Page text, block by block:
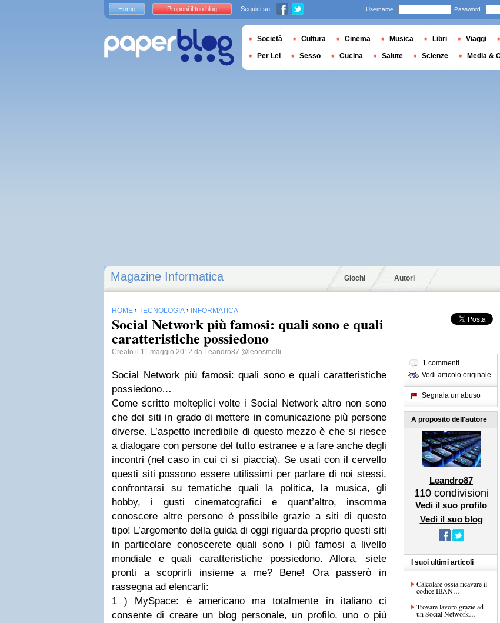
Magazine Informatica Giochi Autori
HOME › TECNOLOGIA › INFORMATICA
Social Network più famosi: quali sono e quali
caratteristiche possiedono
Creato il 11 maggio 2012 da Leandro87 @leoosmelli
Social Network più famosi: quali sono e quali caratteristiche
possiedono…
Come scritto molteplici volte i Social Network altro non sono
che dei siti in grado di mettere in comunicazione più persone
diverse. L’aspetto incredibile di questo mezzo è che si riesce
a dialogare con persone del tutto estranee e a fare anche degli
incontri (nel caso in cui ci si piaccia). Se usati con il cervello
questi siti possono essere utilissimi per parlare di noi stessi,
confrontarsi su tematiche quali la politica, la musica, gli
hobby, i gusti cinematografici e quant’altro, insomma
conoscere altre persone è possibile grazie a siti di questo
tipo! L’argomento della guida di oggi riguarda proprio questi siti
in particolare conoscerete quali sono i più famosi a livello
mondiale e quali caratteristiche possiedono. Allora, siete
pronti a scoprirli insieme a me? Bene! Ora passerò in
rassegna ad elencarli:
1 ) MySpace: è americano ma totalmente in italiano ci
consente di creare un blog personale, un profilo, uno o più
1 commenti
Vedi articolo originale
Segnala un abuso
A proposito dell'autore
Leandro87
110condivisioni
Vedi il suo profilo
Vedi il suo blog
I suoi ultimi articoli
Calcolare ossia ricavare il
codice IBAN…
Trovare lavoro grazie ad
un Social Network…
Home Proponi il tuo blog Seguici su Username Password
Società Cultura Cinema Musica Libri Viaggi
Per Lei Sesso Cucina Salute Scienze Media &